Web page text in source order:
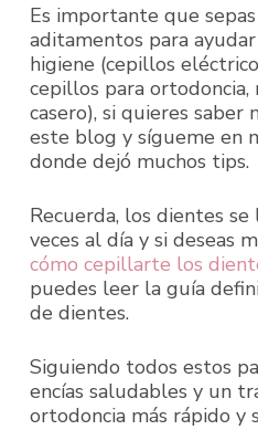
Es importante que
aditamentos para
higiene (cepillos
cepillos para
casero), si quieres saber
este blog y sígueme en
donde dejó muchos tips.
Recuerda, los dientes
veces al día y si deseas
cómo cepillarte los
puedes leer la guía
de dientes.
Siguiendo todos estos
encías saludables y un
ortodoncia más rápido y